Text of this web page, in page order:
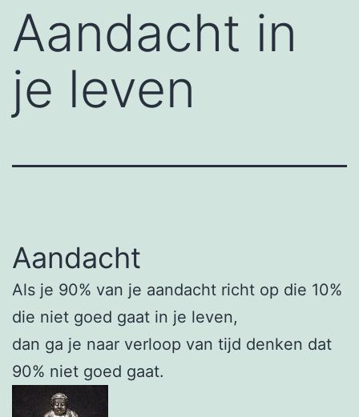
Aandacht in
je leven
Aandacht
Als je 90% van je aandacht richt op die 10%
die niet goed gaat in je leven,
dan ga je naar verloop van tijd denken dat
90% niet goed gaat.